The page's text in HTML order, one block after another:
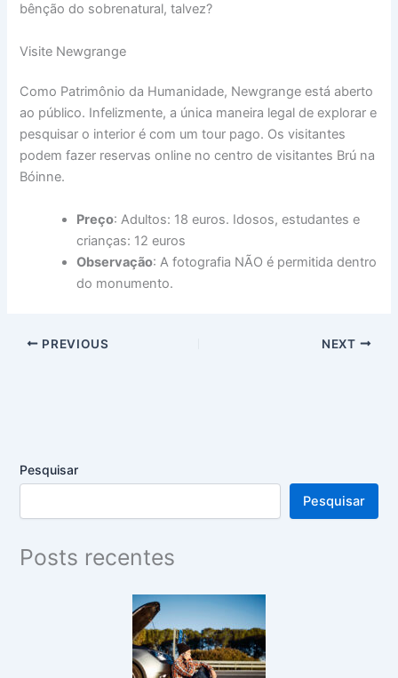
bênção do sobrenatural, talvez?
Visite Newgrange
Como Patrimônio da Humanidade, Newgrange está aberto
ao público. Infelizmente, a única maneira legal de explorar e
pesquisar o interior é com um tour pago. Os visitantes
podem fazer reservas online no centro de visitantes Brú na
Bóinne.
Preço: Adultos: 18 euros. Idosos, estudantes e
crianças: 12 euros
Observação: A fotografia NÃO é permitida dentro
do monumento.
PREVIOUS NEXT
Pesquisar
Pesquisar
Posts recentes